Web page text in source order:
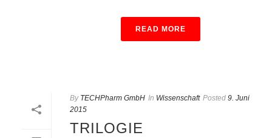
READ MORE
By TECHPharm GmbH In Wissenschaft Posted 9. Juni
2015
TRILOGIE